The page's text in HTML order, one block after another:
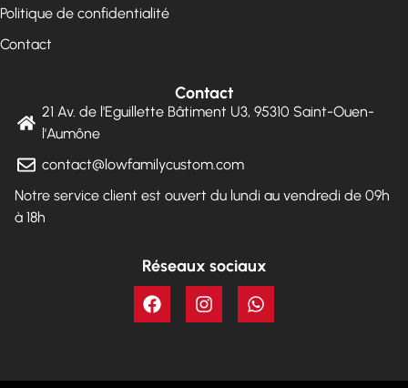
Politique de confidentialité
Contact
Contact
21 Av. de l'Eguillette Bâtiment U3, 95310 Saint-Ouen-
l'Aumône
contact@lowfamilycustom.com
Notre service client est ouvert du lundi au vendredi de 09h
à 18h
Réseaux sociaux